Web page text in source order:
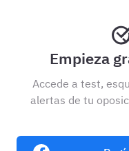
Empieza
Accede a test,
alertas de tu